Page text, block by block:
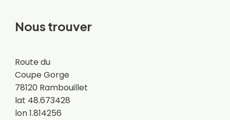
Nous trouver
Route du
Coupe Gorge
78120 Rambouillet
lat 48.673428
lon 1.814256